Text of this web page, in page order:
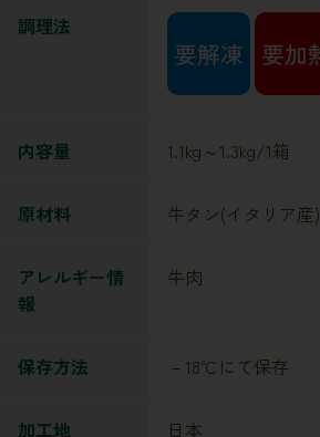
調理法
内容量 1.1kg～1.3kg/1箱
原材料 牛タン(イタリア産)
アレルギー情
報
牛肉
保存方法 －18℃にて保存
加工地 日本